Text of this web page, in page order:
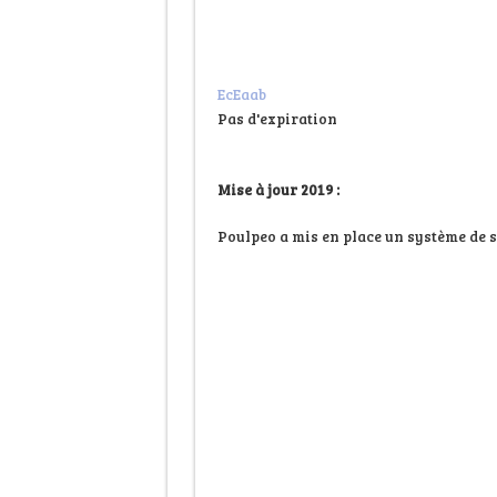
EcEaab
Pas d'expiration
Mise à jour 2019 :
Poulpeo a mis en place un système de